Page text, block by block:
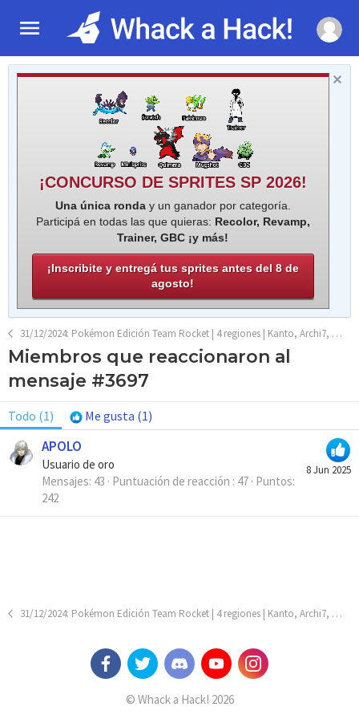
¡CONCURSO DE SPRITES SP 2026!
Una única ronday un ganador por categoría.
Participá en todas las que quieras: Recolor, Revamp,
Trainer, GBC ¡y más!
¡Inscribite y entregá tus sprites antes del 8 de
agosto!
31/12/2024: Pokémon Edición Team Rocket | 4 regiones | Kanto, Archi7, Johto y Hoenn
Miembros que reaccionaron al
mensaje #3697
Todo (1) Me gusta (1)
8 Jun 2025
APOLO
Usuario de oro
Mensajes 43 Puntuación de reacción 47 Puntos
242
31/12/2024: Pokémon Edición Team Rocket | 4 regiones | Kanto, Archi7, Johto y Hoenn
© Whack a Hack! 2026